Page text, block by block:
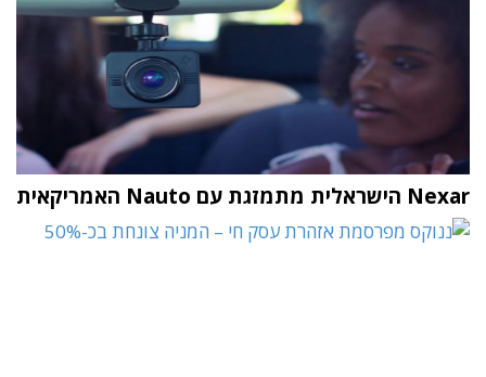
Nexar הישראלית מתמזגת עם Nauto האמריקאית